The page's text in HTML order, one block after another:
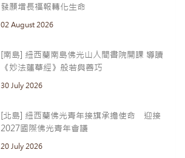
發願增長福報轉化生命
02 August 2026
[南島] 紐西蘭南島佛光山人間書院開課 導讀
《妙法蓮華經》般若與善巧
30 July 2026
[北島] 紐西蘭佛光青年接旗承擔使命 迎接
2027國際佛光青年會議
20 July 2026